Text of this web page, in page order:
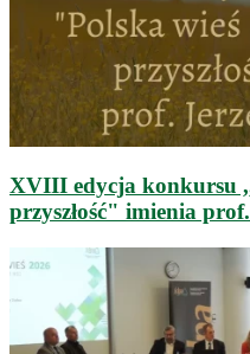
XVIII edycja konkursu
przyszłość" imienia